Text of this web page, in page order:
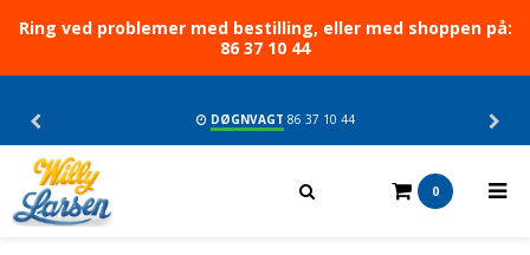
Ring ved problemer med bestilling, eller med shoppen på:
86 37 10 44
DØGNVAGT 86 37 10 44
0